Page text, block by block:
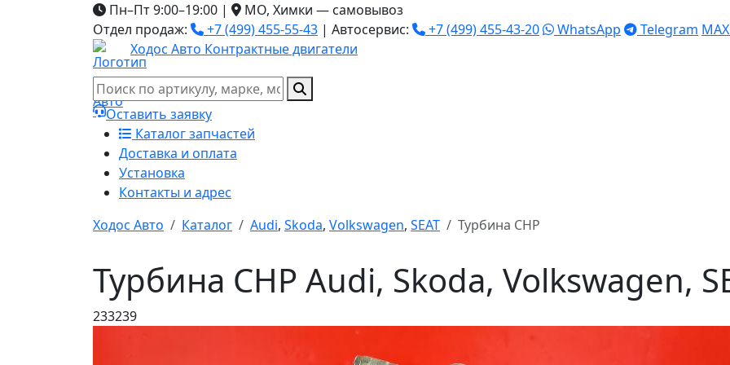
Пн–Пт 9:00–19:00 |
МО, Химки — самовывоз
Отдел продаж:
+7 (499) 455-55-43 | Автосервис: +7 (499) 455-43-20 WhatsApp Telegram MAX
Ходос Авто Контрактные двигатели
Оставить заявку
Каталог запчастей
Доставка и оплата
Установка
Контакты и адрес
Ходос Авто
Каталог Audi, Skoda, Volkswagen, SEAT Турбина CHP
Турбина CHP Audi, Skoda, Volkswagen,
233239